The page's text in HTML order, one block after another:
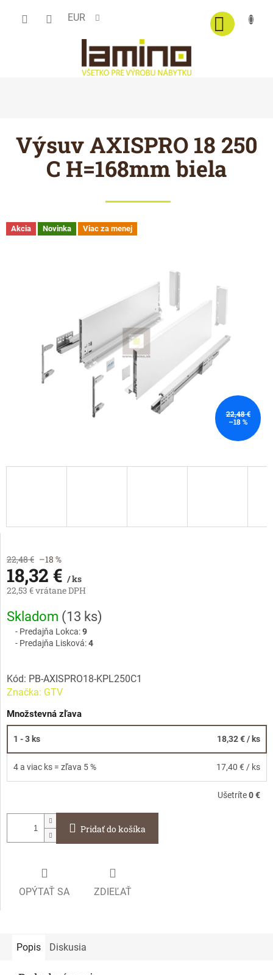
EUR
Výsuv AXISPRO 18 250
C H=168mm biela
Akcia Novinka Viac za menej
22,48 €
–18 %
22,48 € –18 %
18,32 € / ks
22,53 € vrátane DPH
Jednotková
cena:
Skladom (13 ks)
Predajňa Lokca:9
Predajňa Lisková:4
Kód: PB-AXISPRO18-KPL250C1
Značka: GTV
Množstevná zľava
1 - 3 ks 18,32 €/ ks
4 a viac ks = zľava 5 % 17,40 € / ks
Ušetríte0 €
Pridať do košíka
OPÝTAŤ SA ZDIEĽAŤ
Popis Diskusia